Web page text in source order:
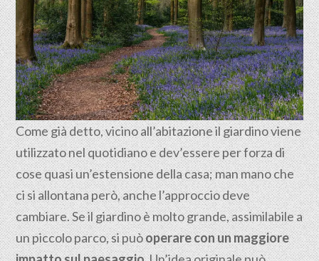
Come già detto, vicino all’abitazione il giardino viene
utilizzato nel quotidiano e dev’essere per forza di
cose quasi un’estensione della casa; man mano che
ci si allontana però, anche l’approccio deve
cambiare. Se il giardino è molto grande, assimilabile a
un piccolo parco, si puòoperare con un maggiore